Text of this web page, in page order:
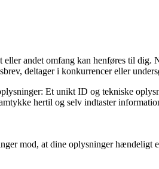
andet omfang kan henføres til
deltager i konkurrencer eller
Et unikt ID og tekniske
hertil og selv indtaster
mod, at dine oplysninger